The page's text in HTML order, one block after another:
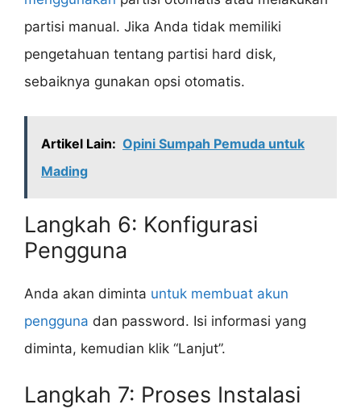
partisi manual. Jika Anda tidak memiliki
pengetahuan tentang partisi hard disk,
sebaiknya gunakan opsi otomatis.
Artikel Lain: Opini Sumpah Pemuda untuk
Mading
Langkah 6: Konfigurasi
Pengguna
Anda akan diminta untuk membuat akun
pengguna dan password. Isi informasi yang
diminta, kemudian klik “Lanjut”.
Langkah 7: Proses Instalasi